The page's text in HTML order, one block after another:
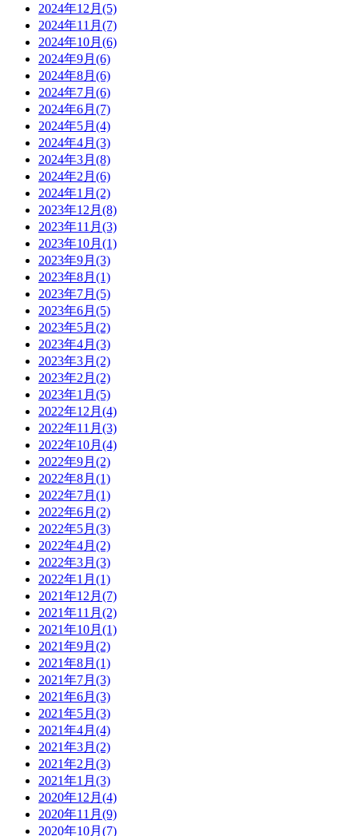
2024年12月(5)
2024年11月(7)
2024年10月(6)
2024年9月(6)
2024年8月(6)
2024年7月(6)
2024年6月(7)
2024年5月(4)
2024年4月(3)
2024年3月(8)
2024年2月(6)
2024年1月(2)
2023年12月(8)
2023年11月(3)
2023年10月(1)
2023年9月(3)
2023年8月(1)
2023年7月(5)
2023年6月(5)
2023年5月(2)
2023年4月(3)
2023年3月(2)
2023年2月(2)
2023年1月(5)
2022年12月(4)
2022年11月(3)
2022年10月(4)
2022年9月(2)
2022年8月(1)
2022年7月(1)
2022年6月(2)
2022年5月(3)
2022年4月(2)
2022年3月(3)
2022年1月(1)
2021年12月(7)
2021年11月(2)
2021年10月(1)
2021年9月(2)
2021年8月(1)
2021年7月(3)
2021年6月(3)
2021年5月(3)
2021年4月(4)
2021年3月(2)
2021年2月(3)
2021年1月(3)
2020年12月(4)
2020年11月(9)
2020年10月(7)